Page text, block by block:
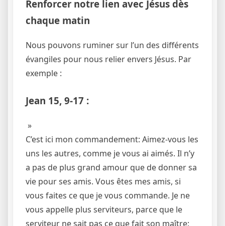
Renforcer notre lien avec Jésus dès
chaque matin
Nous pouvons ruminer sur l’un des différents
évangiles pour nous relier envers Jésus. Par
exemple :
Jean 15, 9-17 :
»
C’est ici mon commandement: Aimez-vous les
uns les autres, comme je vous ai aimés. Il n’y
a pas de plus grand amour que de donner sa
vie pour ses amis. Vous êtes mes amis, si
vous faites ce que je vous commande. Je ne
vous appelle plus serviteurs, parce que le
serviteur ne sait pas ce que fait son maître;